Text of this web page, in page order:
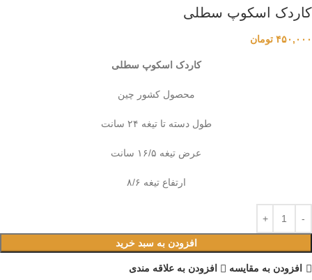
کاردک اسکوپ سطلی
۴۵۰,۰۰۰ تومان
کاردک اسکوپ سطلی
محصول کشور چین
طول دسته تا تیغه ۲۴ سانت
عرض تیغه ۱۶/۵ سانت
ارتفاع تیغه ۸/۶
افزودن به سبد خرید
افزودن به مقایسه افزودن به علاقه مندی